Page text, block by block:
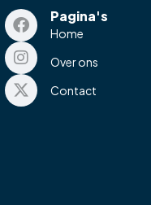
Pagina's
Home
Over ons
Contact